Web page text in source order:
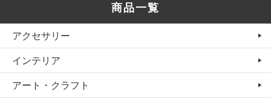
商品一覧
アクセサリー
インテリア
アート・クラフト